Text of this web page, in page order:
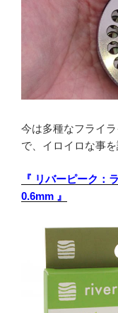
今は多種なフライ
で、イロイロな事を
『 リバーピーク：
0.6mm 』